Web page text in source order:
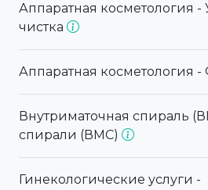
Аппаратная косметология -
чистка
Аппаратная косметология
Внутриматочная спираль
спирали (ВМС)
Гинекологические услуги -